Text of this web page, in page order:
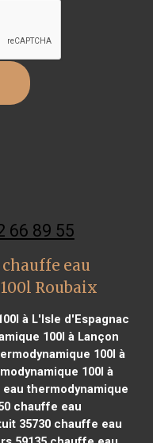
66 89 55
eau
Roubaix
à L'Isle d'Espagnac
100l à Lançon
100l à
100l à
thermodynamique
chauffe eau
35730 chauffe eau